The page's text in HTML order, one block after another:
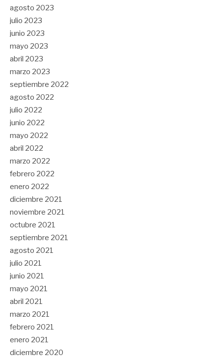
agosto 2023
julio 2023
junio 2023
mayo 2023
abril 2023
marzo 2023
septiembre 2022
agosto 2022
julio 2022
junio 2022
mayo 2022
abril 2022
marzo 2022
febrero 2022
enero 2022
diciembre 2021
noviembre 2021
octubre 2021
septiembre 2021
agosto 2021
julio 2021
junio 2021
mayo 2021
abril 2021
marzo 2021
febrero 2021
enero 2021
diciembre 2020